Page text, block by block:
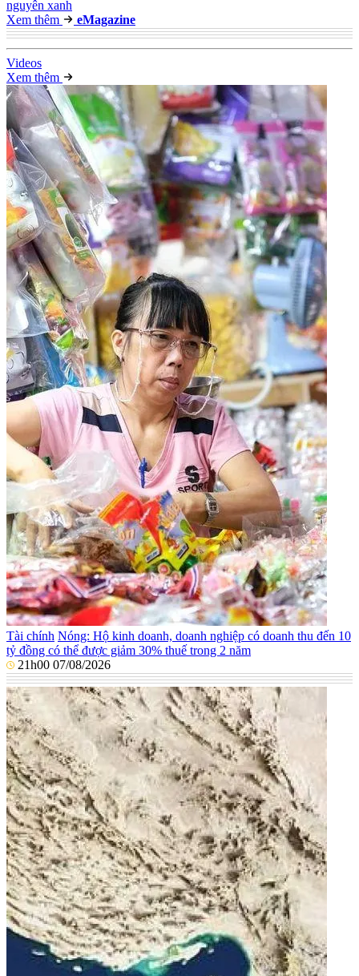
nguyên xanh
Xem thêm
eMagazine
Videos
Xem thêm
Tài chính Nóng: Hộ kinh doanh, doanh nghiệp có doanh thu đến 10
tỷ đồng có thể được giảm 30% thuế trong 2 năm
21h00 07/08/2026